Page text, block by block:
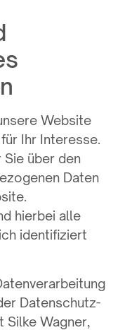
Website
Ihr Interesse.
über den
Daten
hierbei alle
identifiziert
Datenschutz-
Silke Wagner,